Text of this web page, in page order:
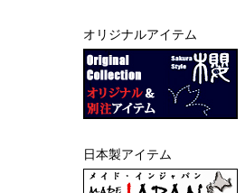
オリジナルアイテム
日本製アイテム